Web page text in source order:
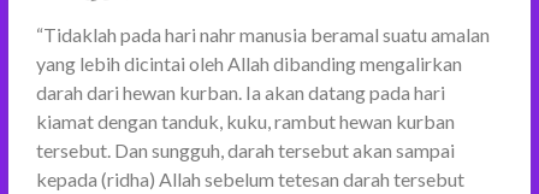
“Tidaklah pada hari nahr manusia beramal suatu amalan
yang lebih dicintai oleh Allah dibanding mengalirkan
darah dari hewan kurban. Ia akan datang pada hari
kiamat dengan tanduk, kuku, rambut hewan kurban
tersebut. Dan sungguh, darah tersebut akan sampai
kepada (ridha) Allah sebelum tetesan darah tersebut